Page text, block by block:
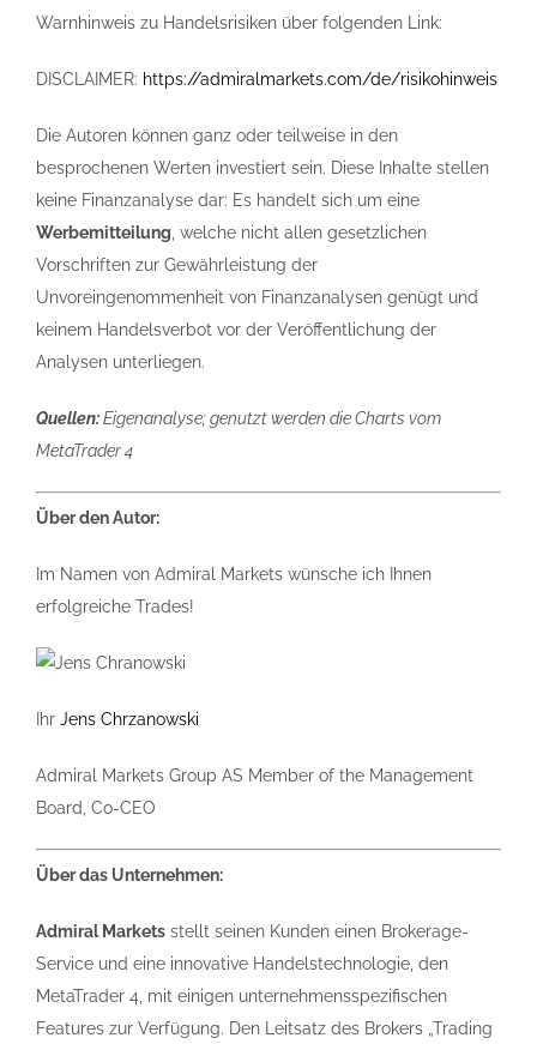
Warnhinweis zu Handelsrisiken über folgenden Link:
DISCLAIMER: https://admiralmarkets.com/de/risikohinweis
Die Autoren können ganz oder teilweise in den
besprochenen Werten investiert sein. Diese Inhalte stellen
keine Finanzanalyse dar: Es handelt sich um eine
Werbemitteilung , welche nicht allen gesetzlichen
Vorschriften zur Gewährleistung der
Unvoreingenommenheit von Finanzanalysen genügt und
keinem Handelsverbot vor der Veröffentlichung der
Analysen unterliegen.
Quellen:Eigenanalyse; genutzt werden die Charts vom
MetaTrader 4
Über den Autor:
Im Namen von Admiral Markets wünsche ich Ihnen
erfolgreiche Trades!
Ihr Jens Chrzanowski
Admiral Markets Group AS Member of the Management
Board, Co-CEO
Über das Unternehmen:
Admiral Markets stellt seinen Kunden einen Brokerage-
Service und eine innovative Handelstechnologie, den
MetaTrader 4, mit einigen unternehmensspezifischen
Features zur Verfügung. Den Leitsatz des Brokers „Trading